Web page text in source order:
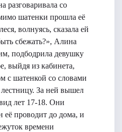
разговаривала со
шатенки прошла её
волнуясь, сказала ей
сбежать?», Алина
подбодрила девушку
выйдя из кабинета,
с шатенкой со словами
За ней вышел
лет 17-18. Они
её проводит до дома, и
времени